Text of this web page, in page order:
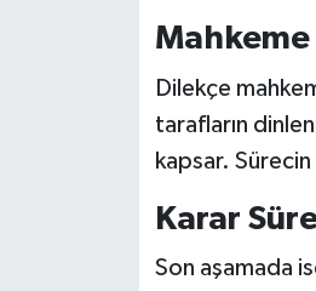
Mahkeme
Dilekçe
tarafların
kapsar.
Karar
Son aşamada